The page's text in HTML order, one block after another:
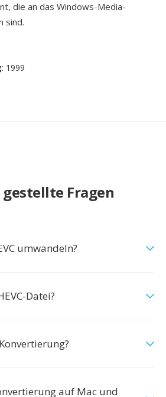
die an das Windows-Media-
sind.
: 1999
Fragen
umwandeln?
Datei?
auf Mac und